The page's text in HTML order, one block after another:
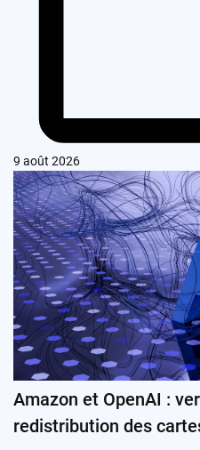
9 août 2026
Amazon et OpenAI :
redistribution des